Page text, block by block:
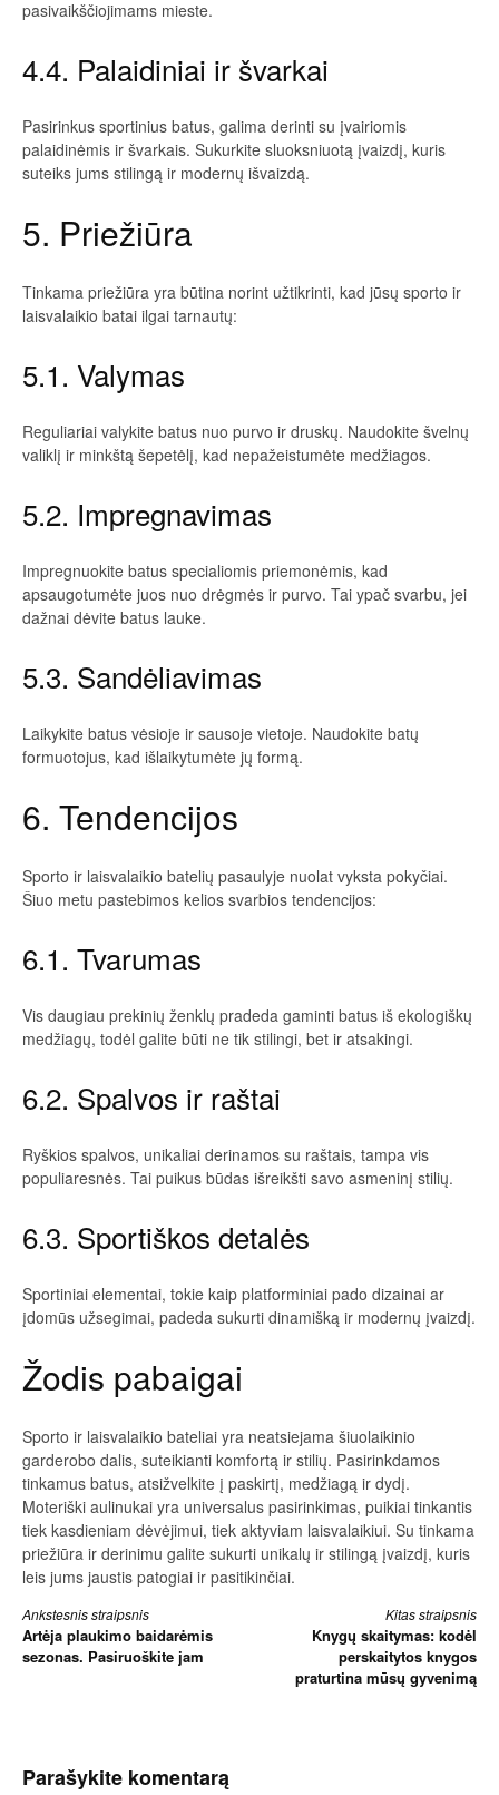
pasivaikščiojimams mieste.
4.4. Palaidiniai ir švarkai
Pasirinkus sportinius batus, galima derinti su įvairiomis
palaidinėmis ir švarkais. Sukurkite sluoksniuotą įvaizdį, kuris
suteiks jums stilingą ir modernų išvaizdą.
5. Priežiūra
Tinkama priežiūra yra būtina norint užtikrinti, kad jūsų sporto ir
laisvalaikio batai ilgai tarnautų:
5.1. Valymas
Reguliariai valykite batus nuo purvo ir druskų. Naudokite švelnų
valiklį ir minkštą šepetėlį, kad nepažeistumėte medžiagos.
5.2. Impregnavimas
Impregnuokite batus specialiomis priemonėmis, kad
apsaugotumėte juos nuo drėgmės ir purvo. Tai ypač svarbu, jei
dažnai dėvite batus lauke.
5.3. Sandėliavimas
Laikykite batus vėsioje ir sausoje vietoje. Naudokite batų
formuotojus, kad išlaikytumėte jų formą.
6. Tendencijos
Sporto ir laisvalaikio batelių pasaulyje nuolat vyksta pokyčiai.
Šiuo metu pastebimos kelios svarbios tendencijos:
6.1. Tvarumas
Vis daugiau prekinių ženklų pradeda gaminti batus iš ekologiškų
medžiagų, todėl galite būti ne tik stilingi, bet ir atsakingi.
6.2. Spalvos ir raštai
Ryškios spalvos, unikaliai derinamos su raštais, tampa vis
populiaresnės. Tai puikus būdas išreikšti savo asmeninį stilių.
6.3. Sportiškos detalės
Sportiniai elementai, tokie kaip platforminiai pado dizainai ar
įdomūs užsegimai, padeda sukurti dinamišką ir modernų įvaizdį.
Žodis pabaigai
Sporto ir laisvalaikio bateliai yra neatsiejama šiuolaikinio
garderobo dalis, suteikianti komfortą ir stilių. Pasirinkdamos
tinkamus batus, atsižvelkite į paskirtį, medžiagą ir dydį.
Moteriški aulinukai yra universalus pasirinkimas, puikiai tinkantis
tiek kasdieniam dėvėjimui, tiek aktyviam laisvalaikiui. Su tinkama
priežiūra ir derinimu galite sukurti unikalų ir stilingą įvaizdį, kuris
leis jums jaustis patogiai ir pasitikinčiai.
Skaityti
toliau
Ankstesnis straipsnis
Artėja plaukimo baidarėmis
sezonas. Pasiruoškite jam
Kitas straipsnis
Knygų skaitymas: kodėl
perskaitytos knygos
praturtina mūsų gyvenimą
Parašykite komentarą